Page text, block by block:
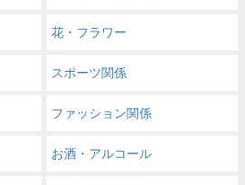
花・フラワー
スポーツ関係
ファッション関係
お酒・アルコール